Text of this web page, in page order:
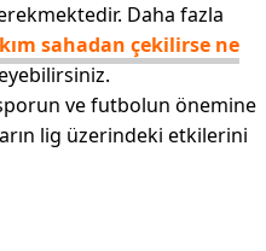
Daha fazla
sahadan çekilirse ne
ve futbolun önemine
lig üzerindeki etkilerini